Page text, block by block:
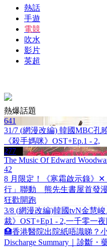
熱話
手遊
電競
吹水
影片
英超
熱爆話題
641
31/7 (網漫改編) 韓國MBC孔
《殺手媽咪》OST+Ep.1 - 2,
277
The Music Of Edward
42
8 月限定！《寒霜啟示錄》✕
行」聯動 熊先生書屋首發
狂歡開跑
3/8 (網漫改編)韓國tvN金慧
裁》OST+Ep1 - 2,一千零一
🏥香港醫院出院紙唔識睇？
Discharge Summary｜診斷